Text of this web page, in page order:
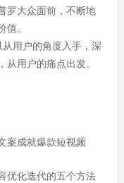
罗大众面前，不断地
。
用户的角度入手，深
用户的痛点出发。
案成就爆款短视频
优化迭代的五个方法